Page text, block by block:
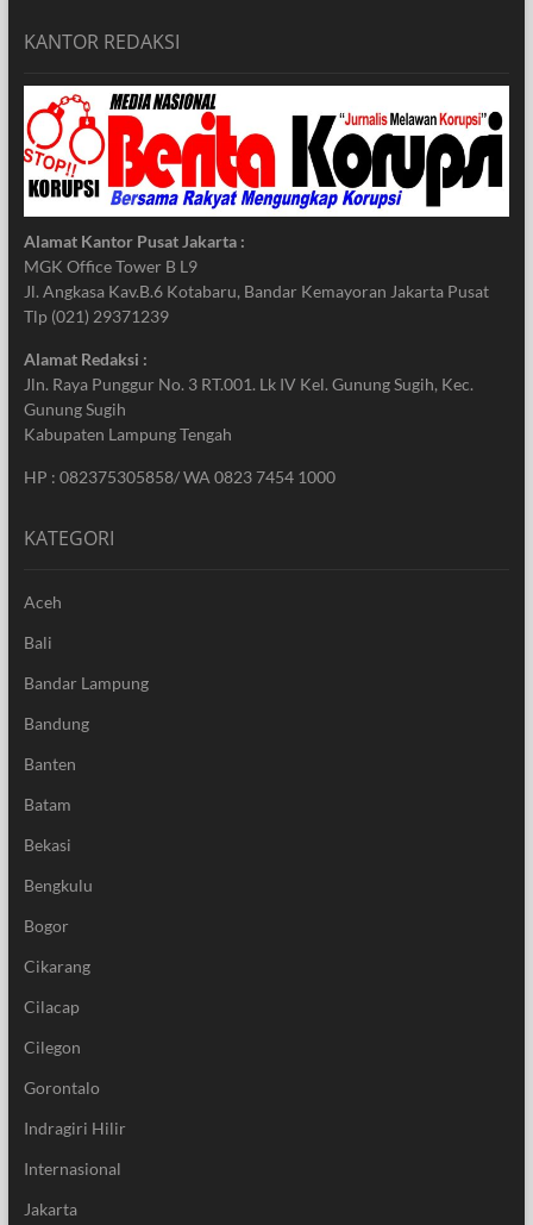
KANTOR REDAKSI
Alamat Kantor Pusat Jakarta :
MGK Office Tower B L9
Jl. Angkasa Kav.B.6 Kotabaru, Bandar Kemayoran Jakarta Pusat
Tlp (021) 29371239
Alamat Redaksi :
Jln. Raya Punggur No. 3 RT.001. Lk IV Kel. Gunung Sugih, Kec.
Gunung Sugih
Kabupaten Lampung Tengah
HP : 082375305858/ WA 0823 7454 1000
KATEGORI
Aceh
Bali
Bandar Lampung
Bandung
Banten
Batam
Bekasi
Bengkulu
Bogor
Cikarang
Cilacap
Cilegon
Gorontalo
Indragiri Hilir
Internasional
Jakarta